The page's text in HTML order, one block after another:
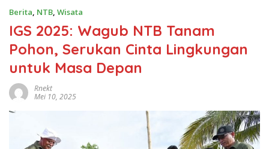
Berita, NTB, Wisata
IGS 2025: Wagub NTB Tanam
Pohon, Serukan Cinta Lingkungan
untuk Masa Depan
Rnekt
Mei 10, 2025